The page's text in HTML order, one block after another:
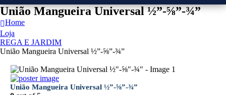
União Mangueira Universal ½”-⅝”-¾”
Home
Loja
REGA E JARDIM
União Mangueira Universal ½”-⅝”-¾”
União Mangueira Universal ½”-⅝”-¾”